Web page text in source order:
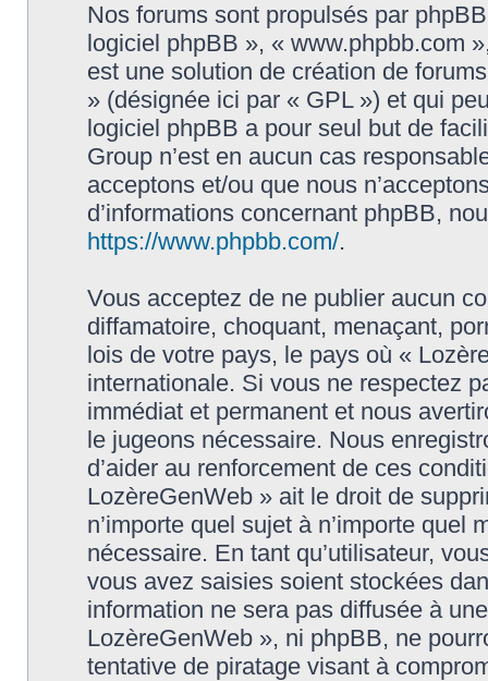
Nos forums sont propulsés par
logiciel phpBB », « www.phpbb.com
est une solution de création de
» (désignée ici par « GPL ») et qui
logiciel phpBB a pour seul but de
Group n’est en aucun cas
acceptons et/ou que nous
d’informations concernant phpBB,
https://www.phpbb.com/.
Vous acceptez de ne publier aucun
diffamatoire, choquant, menaçant,
lois de votre pays, le pays où «
internationale. Si vous ne respectez
immédiat et permanent et nous
le jugeons nécessaire. Nous
d’aider au renforcement de ces
LozèreGenWeb » ait le droit de
n’importe quel sujet à n’importe
nécessaire. En tant qu’utilisateur,
vous avez saisies soient stockées
information ne sera pas diffusée à
LozèreGenWeb », ni phpBB, ne
tentative de piratage visant à